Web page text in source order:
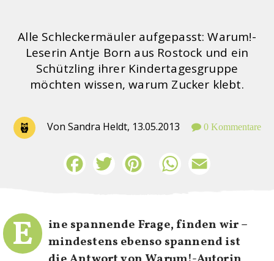
Alle Schleckermäuler aufgepasst: Warum!-
Leserin Antje Born aus Rostock und ein
Schützling ihrer Kindertagesgruppe
möchten wissen, warum Zucker klebt.
Von Sandra Heldt, 13.05.2013 0 Kommentare
FacebookTwitter Pinterest WhatsApp
E
ine spannende Frage, finden wir –
mindestens ebenso spannend ist